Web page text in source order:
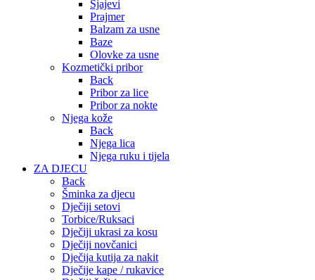
Sjajevi
Prajmer
Balzam za usne
Baze
Olovke za usne
Kozmetički pribor
Back
Pribor za lice
Pribor za nokte
Njega kože
Back
Njega lica
Njega ruku i tijela
ZA DJECU
Back
Šminka za djecu
Dječiji setovi
Torbice/Ruksaci
Dječiji ukrasi za kosu
Dječiji novčanici
Dječija kutija za nakit
Dječije kape / rukavice